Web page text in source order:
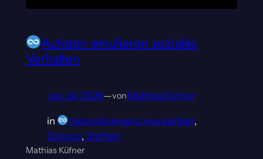
Autisten emulieren soziales
Verhalten
Jan. 24, 2026—vonMathias Küfner
in Neurodivergenz neu kartiert
Solorun, Staffeln
Mathias Küfner